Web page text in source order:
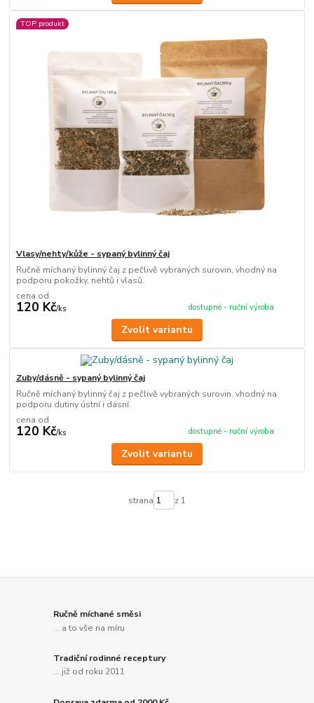
TOP produkt
Vlasy/nehty/kůže - sypaný bylinný čaj
Ručně míchaný bylinný čaj z pečlivě vybraných surovin, vhodný na
podporu pokožky, nehtů i vlasů.
cena od
120 Kč/ks dostupné - ruční výroba
Zvolit variantu
Zuby/dásně - sypaný bylinný čaj
Ručně míchaný bylinný čaj z pečlivě vybraných surovin, vhodný na
podporu dutiny ústní i dásní.
cena od
120 Kč/ks dostupné - ruční výroba
Zvolit variantu
strana z 1
Ručně míchané směsi
... a to vše na míru
Tradiční rodinné receptury
... již od roku 2011